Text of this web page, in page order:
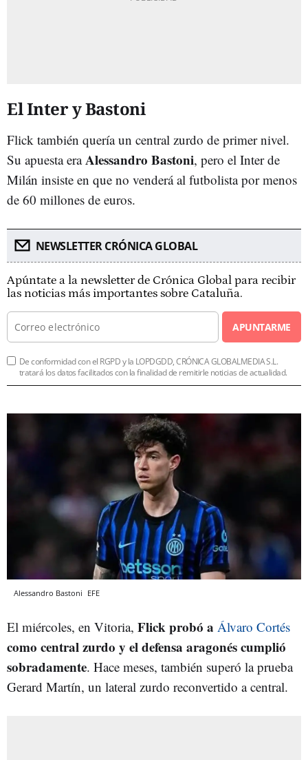
El Inter y Bastoni
Flick también quería un central zurdo de primer nivel.
Su apuesta eraAlessandro Bastoni, pero el Inter de
Milán insiste en que no venderá al futbolista por menos
de 60 millones de euros.
NEWSLETTER CRÓNICA GLOBAL
Apúntate a la newsletter de Crónica Global para recibir
las noticias más importantes sobre Cataluña.
APUNTARME
De conformidad con el RGPD y la LOPDGDD, CRÓNICA GLOBALMEDIA S.L.
tratará los datos facilitados con la finalidad de remitirle noticias de actualidad.
Alessandro Bastoni EFE
El miércoles, en Vitoria, Flick probó a Álvaro Cortés
como central zurdo y el defensa aragonés cumplió
sobradamente. Hace meses, también superó la prueba
Gerard Martín, un lateral zurdo reconvertido a central.